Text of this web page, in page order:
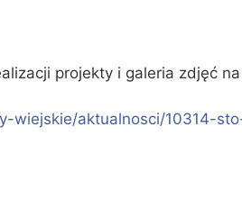
projekty i galeria zdjęć
wiejskie/aktualnosci/10314-